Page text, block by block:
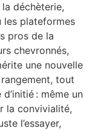
déchèterie,
les plateformes
pros de la
chevronnés,
une nouvelle
tout
: même un
la convivialité,
l’essayer,